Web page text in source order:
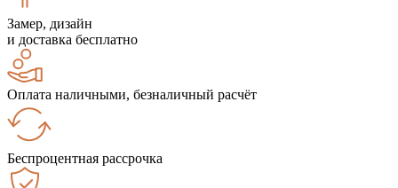
Замер, дизайн
и доставка бесплатно
Оплата наличными, безналичный расчёт
Беспроцентная рассрочка